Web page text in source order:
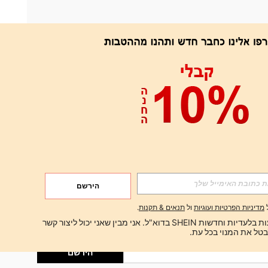
אפליקציה
הירשם
הירשם
הירשם
הירשם
מדיניות הפרטיות ועוגיות ול תנאים & תקנות.
ברצוני לקבל הצעות בלעדיות וחדשות SHEIN בדוא"ל. אני מבין שאני יכול ליצור קשר